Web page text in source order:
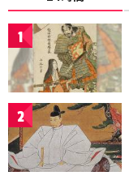
1
2